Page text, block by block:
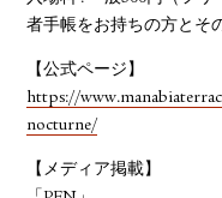
者手帳をお持ちの方とそ
【公式ページ】
https://
nocturne/
【メディア掲載】